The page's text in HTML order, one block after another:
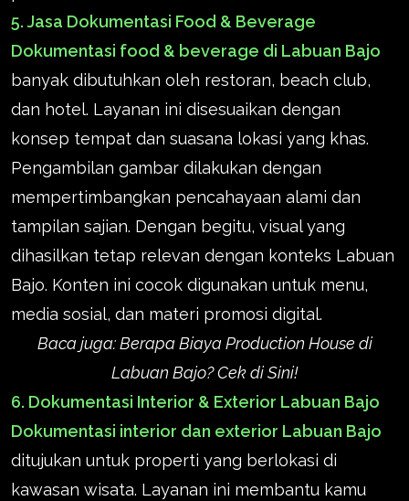
5. Jasa Dokumentasi Food & Beverage
Dokumentasi food & beverage di Labuan Bajo
banyak dibutuhkan oleh restoran, beach club,
dan hotel. Layanan ini disesuaikan dengan
konsep tempat dan suasana lokasi yang khas.
Pengambilan gambar dilakukan dengan
mempertimbangkan pencahayaan alami dan
tampilan sajian. Dengan begitu, visual yang
dihasilkan tetap relevan dengan konteks Labuan
Bajo. Konten ini cocok digunakan untuk menu,
media sosial, dan materi promosi digital.
Baca juga:Berapa Biaya Production House di
Labuan Bajo? Cek di Sini!
6. Dokumentasi Interior & Exterior Labuan Bajo
Dokumentasi interior dan exterior Labuan Bajo
ditujukan untuk properti yang berlokasi di
kawasan wisata. Layanan ini membantu kamu